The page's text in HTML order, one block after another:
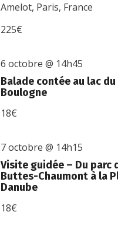
Amelot, Paris, France
225€
Balade contée au lac
Boulogne
6 octobre @ 14h45
18€
Visite guidée – Du parc
Buttes-Chaumont à la
Danube
7 octobre @ 14h15
18€